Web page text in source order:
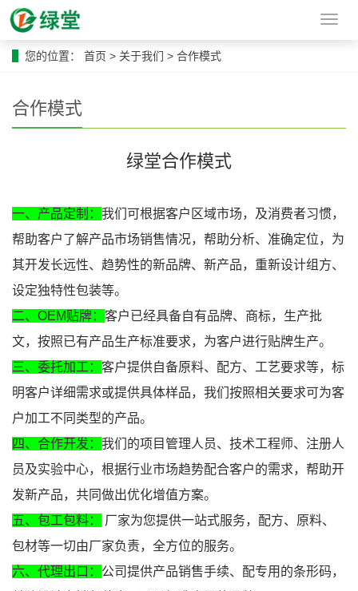
导
您的位置： 首页 > 关于我们 > 合作模式
合作模式
绿堂合作模式
一、产品定制： 我们可根据客户区域市场，及消费者习惯，
帮助客户了解产品市场销售情况，帮助分析、准确定位，为
其开发长远性、趋势性的新品牌、新产品，重新设计组方、
设定独特性包装等。
二、OEM贴牌： 客户已经具备自有品牌、商标，生产批
文，按照已有产品生产标准要求，为客户进行贴牌生产。
三、委托加工： 客户提供自备原料、配方、工艺要求等，标
明客户详细需求或提供具体样品，我们按照相关要求可为客
户加工不同类型的产品。
四、合作开发： 我们的项目管理人员、技术工程师、注册人
员及实验中心，根据行业市场趋势配合客户的需求，帮助开
发新产品，共同做出优化增值方案。
五、包工包料：
厂家为您提供一站式服务，配方、原料、
包材等一切由厂家负责，全方位的服务。
六、代理出口： 公司提供产品销售手续、配专用的条形码，